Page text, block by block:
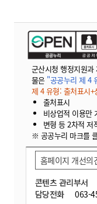
군산시청 행정지원
물은 "공공누리 제 4
제 4 유형: 출처표시+
출처표시
비상업적 이용만
변형 등 2차적 저
※ 공공누리 마크를
콘텐츠 관리부서
담당전화
063-
홈페이지 개선의